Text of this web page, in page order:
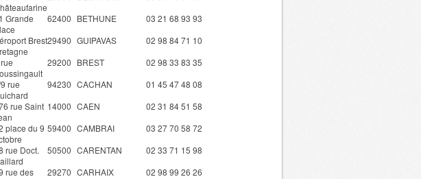
Grande
62400 BETHUNE
03 21 68 93 93
Brest29490 GUIPAVAS
02 98 84 71 10
29200 BREST
02 98 33 83 35
rue
94230 CACHAN
01 45 47 48 08
rue Saint 14000 CAEN
02 31 84 51 58
place du 9 59400 CAMBRAI
03 27 70 58 72
rue Doct.
50500 CARENTAN
02 33 71 15 98
rue des
29270 CARHAIX
02 98 99 26 26